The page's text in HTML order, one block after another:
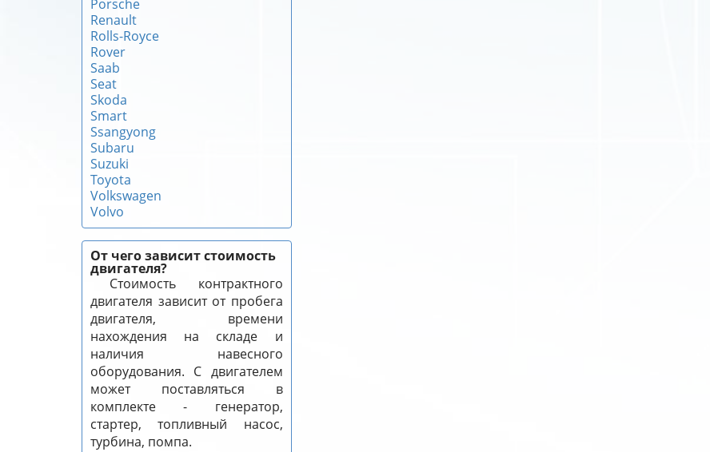
Porsche
Renault
Rolls-Royce
Rover
Saab
Seat
Skoda
Smart
Ssangyong
Subaru
Suzuki
Toyota
Volkswagen
Volvo
От чего зависит стоимость
двигателя?
Стоимость контрактного
двигателя зависит от пробега
двигателя, времени
нахождения на складе и
наличия навесного
оборудования. С двигателем
может поставляться в
комплекте - генератор,
стартер, топливный насос,
турбина, помпа.